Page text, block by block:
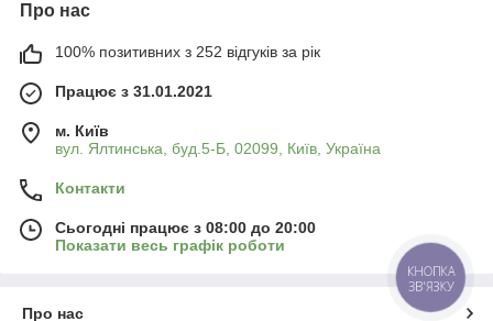
Про нас
100% позитивних з 252 відгуків за рік
Працює з 31.01.2021
м. Київ
вул. Ялтинська, буд.5-Б, 02099, Київ, Україна
Контакти
Сьогодні працює з 08:00 до 20:00
Показати весь графік роботи
Про нас
КНОПКА
ЗВ'ЯЗКУ